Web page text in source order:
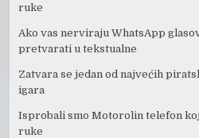
ruke
Ako vas nerviraju WhatsApp
pretvarati u tekstualne
Zatvara se jedan od najvećih
igara
Isprobali smo Motorolin telefon
ruke